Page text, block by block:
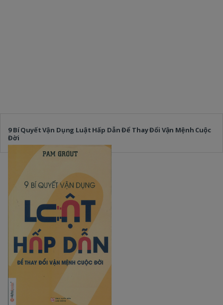
9 Bí Quyết Vận Dụng Luật Hấp Dẫn Để Thay Đổi Vận Mệnh Cuộc
Đời